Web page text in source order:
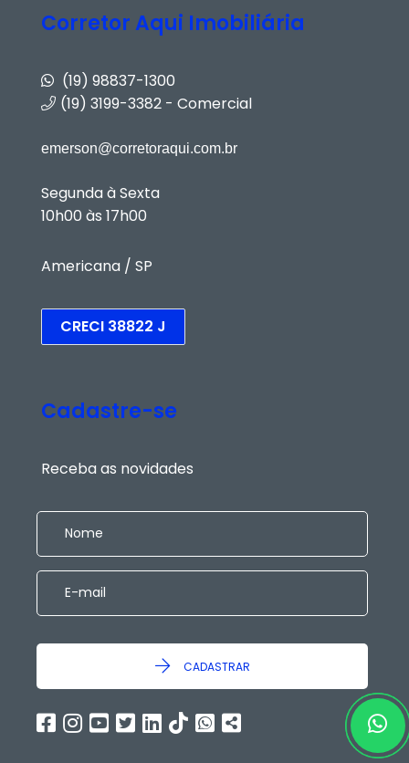
Corretor Aqui Imobiliária
(19) 98837-1300
(19) 3199-3382 - Comercial
emerson@corretoraqui.com.br
Segunda à Sexta
10h00 às 17h00
Americana / SP
CRECI 38822 J
Cadastre-se
Receba as novidades
CADASTRAR